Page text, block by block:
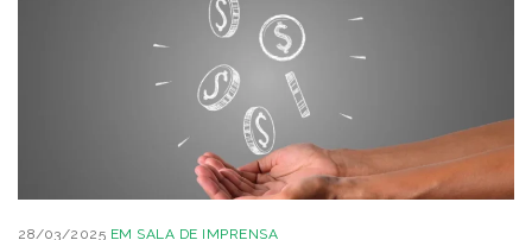
28/03/2025 EM SALA DE IMPRENSA